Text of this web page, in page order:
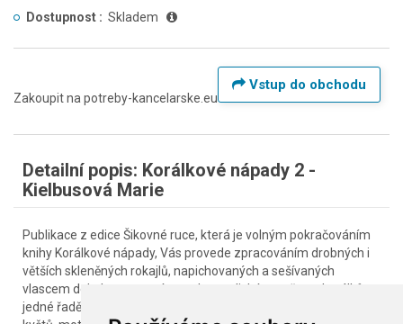
Dostupnost : Skladem
Zakoupit na potreby-kancelarske.eu
Vstup do obchodu
Detailní popis: Korálkové nápady 2 -
Kielbusová Marie
Publikace z edice Šikovné ruce, která je volným pokračováním
knihy Korálkové nápady, Vás provede zpracováním drobných i
větších skleněných rokajlů, napichovaných a sešívaných
vlascem dokola peyotovým stehem s lichým počtem korálků v
jedné řadě. Knížka je zaměřena na výrobu přívěsků ve tvaru